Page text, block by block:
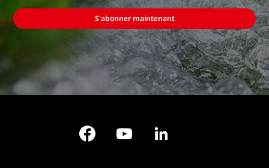
S'abonner maintenant
FacebookYouTube